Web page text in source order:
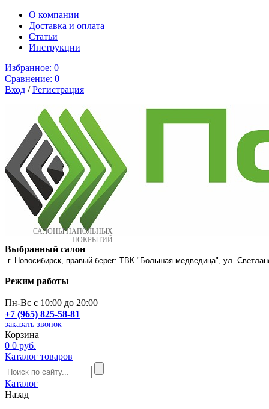
О компании
Доставка и оплата
Cтатьи
Инструкции
Избранное: 0
Сравнение: 0
Вход /Регистрация
САЛОНЫ НАПОЛЬНЫХ
ПОКРЫТИЙ
Выбранный салон
Режим работы
Пн-Вс с 10:00 до 20:00
+7 (965) 825-58-81
заказать звонок
Корзина
0 0 руб.
Каталог товаров
Каталог
Назад